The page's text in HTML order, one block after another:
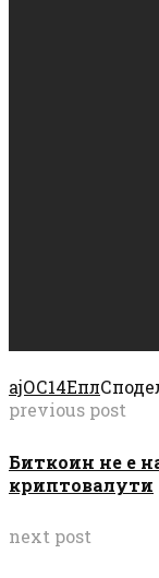
ајОС14Епл
previous post
Биткоин не е
криптовалути
next post